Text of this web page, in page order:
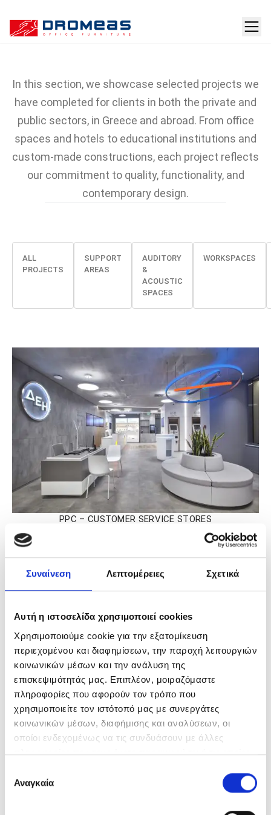
Συναίνεση Λεπτομέρειες Σχετικά
Αυτή η ιστοσελίδα χρησιμοποιεί cookies
Χρησιμοποιούμε cookie για την εξατομίκευση
περιεχομένου και διαφημίσεων, την παροχή λειτουργιών
κοινωνικών μέσων και την ανάλυση της
επισκεψιμότητάς μας. Επιπλέον, μοιραζόμαστε
πληροφορίες που αφορούν τον τρόπο που
χρησιμοποιείτε τον ιστότοπό μας με συνεργάτες
κοινωνικών μέσων, διαφήμισης και αναλύσεων, οι
οποίοι ενδεχομένως να τις συνδυάσουν με άλλες
πληροφορίες που τους έχετε παραχωρήσει ή τις οποίες
των υπηρεσιών τους.
συγκατάθεσης
Αναγκαία
Projects featuring
In this section, we showcase selected projects we
have completed for clients in both the private and
public sectors, in Greece and abroad. From office
spaces and hotels to educational institutions and
custom-made constructions, each project reflects
our commitment to quality, functionality, and
contemporary design.
ALL
PROJECTS
SUPPORT
AREAS
AUDITORY
&
ACOUSTIC
SPACES
WORKSPACES
PPC – CUSTOMER SERVICE STORES
METRO OF THESSALONIKI
Greece